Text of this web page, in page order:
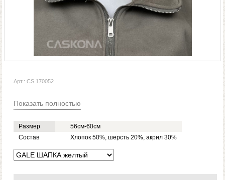
Арт.: CS 170052
Показать полностью
Размер
56см-60см
Состав
Хлопок 50%, шерсть 20%, акрил 30%